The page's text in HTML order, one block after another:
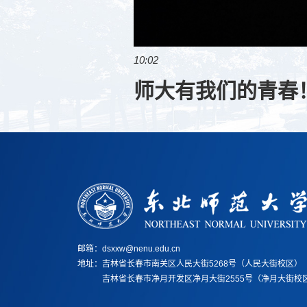
10:02
师大有我们的青春
邮箱：dsxxw@nenu.edu.cn
地址： 吉林省长春市南关区人民大街5268号（人民大街校区）
吉林省长春市净月开发区净月大街2555号（净月大街校